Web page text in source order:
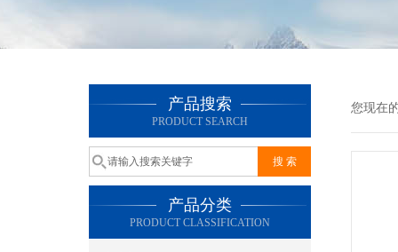
产品搜索
PRODUCT SEARCH
产品分类
PRODUCT CLASSIFICATION
您现在